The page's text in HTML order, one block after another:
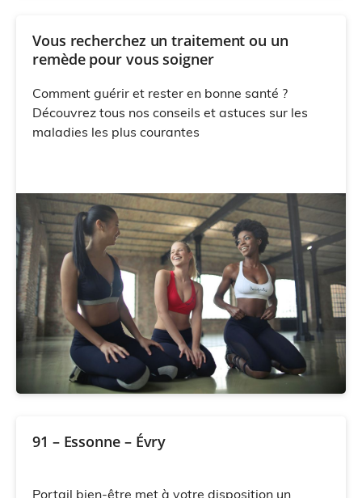
Vous recherchez un traitement ou un
remède pour vous soigner
Comment guérir et rester en bonne santé ?
Découvrez tous nos conseils et astuces sur les
maladies les plus courantes
91 – Essonne – Évry
Portail bien-être met à votre disposition un